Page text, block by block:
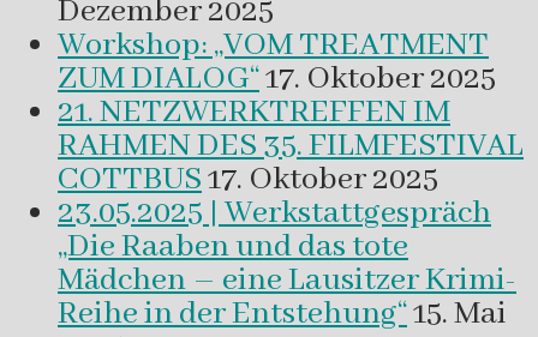
Dezember 2025
Workshop: „VOM TREATMENT
ZUM DIALOG“17. Oktober 2025
21. NETZWERKTREFFEN IM
RAHMEN DES 35. FILMFESTIVAL
COTTBUS17. Oktober 2025
23.05.2025 | Werkstattgespräch
„Die Raaben und das tote
Mädchen – eine Lausitzer Krimi-
Reihe in der Entstehung“15. Mai